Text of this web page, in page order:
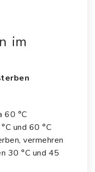
im
60 °C
und 60 °C
vermehren
30 °C und 45